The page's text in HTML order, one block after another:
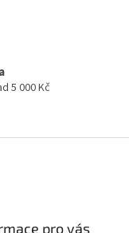
5 000 Kč
pro vás